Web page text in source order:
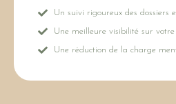
Un suivi rigoureux des dossiers
Une meilleure visibilité sur
Une réduction de la charge